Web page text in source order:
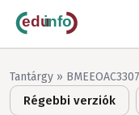
Tantárgy » BMEEOAC3307
Régebbi verziók